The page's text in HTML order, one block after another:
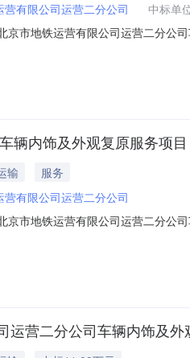
营有限公司运营二分公司 中标单
市地铁运营有限公司运营二分公
辆内饰及外观复原服务项目
输
服务
营有限公司运营二分公司
市地铁运营有限公司运营二分公
内损坏部位，按原色复原；全列车
运营二分公司车辆内饰及